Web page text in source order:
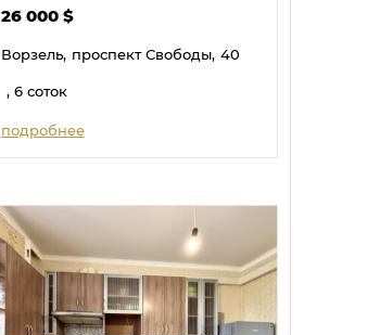
26 000 $
Ворзель, проспект Свободы, 40
, 6 соток
подробнее